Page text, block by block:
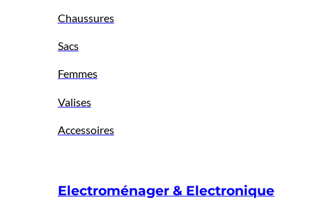
Chaussures
Sacs
Femmes
Valises
Accessoires
Electroménager & Electronique